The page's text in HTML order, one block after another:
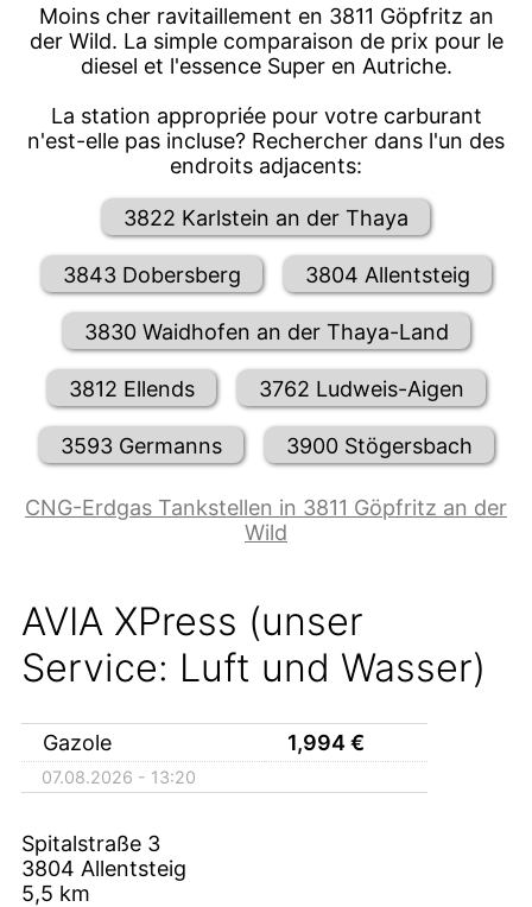
Moins cher ravitaillement en 3811 Göpfritz an
der Wild. La simple comparaison de prix pour le
diesel et l'essence Super en Autriche.
La station appropriée pour votre carburant
n'est-elle pas incluse? Rechercher dans l'un des
endroits adjacents:
3822 Karlstein an der Thaya
3843 Dobersberg 3804 Allentsteig
3830 Waidhofen an der Thaya-Land
3812 Ellends 3762 Ludweis-Aigen
3593 Germanns 3900 Stögersbach
CNG-Erdgas Tankstellen in 3811 Göpfritz an der
Wild
AVIA XPress (unser
Service: Luft und Wasser)
Gazole 1,994€
07.08.2026 - 13:20
Spitalstraße 3
3804 Allentsteig
5,5 km